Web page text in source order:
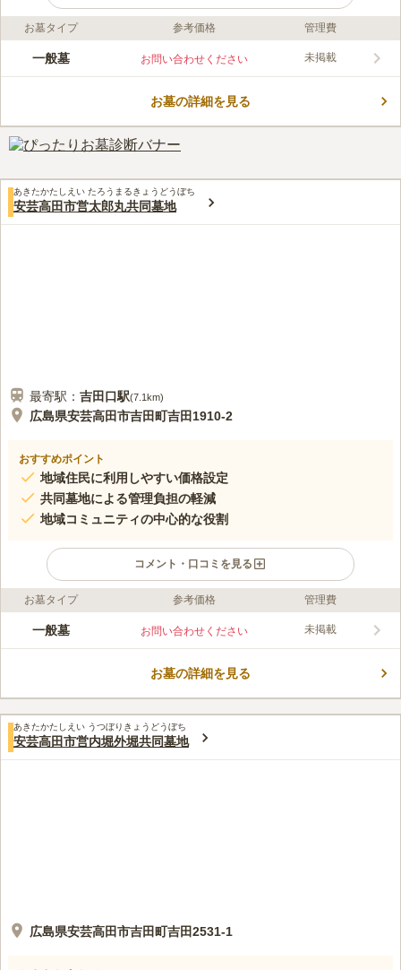
口コミ評価
この霊園はまだ誰からも評価されていません。
お墓タイプ 参考価格 管理費
一般墓 お問い合わせください 未掲載
お墓の詳細を見る
あきたかたしえい たろうまるきょうどうぼち
安芸高田市営太郎丸共同墓地
最寄駅： 吉田口駅(7.1km)
広島県安芸高田市吉田町吉田1910-2
おすすめポイント
地域住民に利用しやすい価格設定
共同墓地による管理負担の軽減
地域コミュニティの中心的な役割
コメント・口コミを見る
口コミ評価
この霊園はまだ誰からも評価されていません。
お墓タイプ 参考価格 管理費
一般墓 お問い合わせください 未掲載
お墓の詳細を見る
あきたかたしえい うつぼりきょうどうぼち
安芸高田市営内堀外堀共同墓地
広島県安芸高田市吉田町吉田2531-1